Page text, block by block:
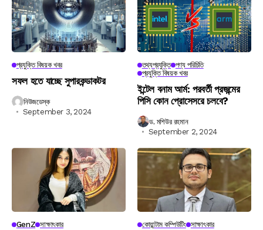
প্রযুক্তি বিষয়ক খবর
সফল হতে যাচ্ছে সুপারকন্ডাকটর
নিউজডেস্ক
September 3, 2024
তথ্যপ্রযুক্তি পণ্য পরিচিতি
প্রযুক্তি বিষয়ক খবর
ইন্টেল বনাম আর্ম: পরবর্তী প্রজন্মের
পিসি কোন প্রোসেসরে চলবে?
ড. মশিউর রহমান
September 2, 2024
GenZ সাক্ষাৎকার কোয়ান্টাম কম্পিউটিং সাক্ষাৎকার